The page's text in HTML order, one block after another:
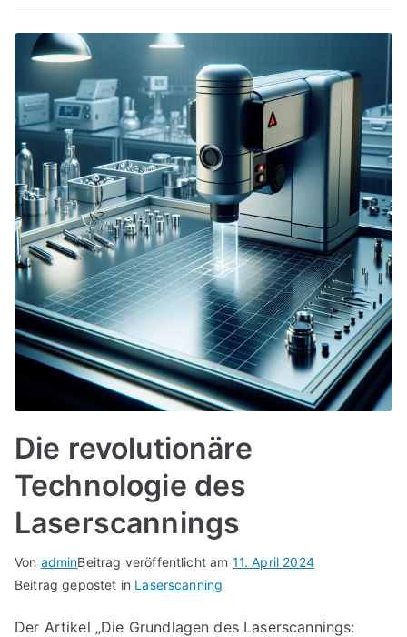
Die revolutionäre
Technologie des
Laserscannings
Von adminBeitrag veröffentlicht am 11. April 2024
Beitrag gepostet in Laserscanning
Der Artikel „Die Grundlagen des Laserscannings: